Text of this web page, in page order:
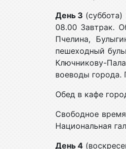
День 3 (суббота)
08.00 Завтрак.
Пчелина,
пешеходный
Ключникову-
воеводы города.
Обед в кафе
Свободное
Национальная
День 4